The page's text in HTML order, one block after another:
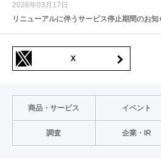
2026年03月17日
リニューアルに伴うサービス停止期間のお
X
商品・サービス イベント
調査 企業・IR